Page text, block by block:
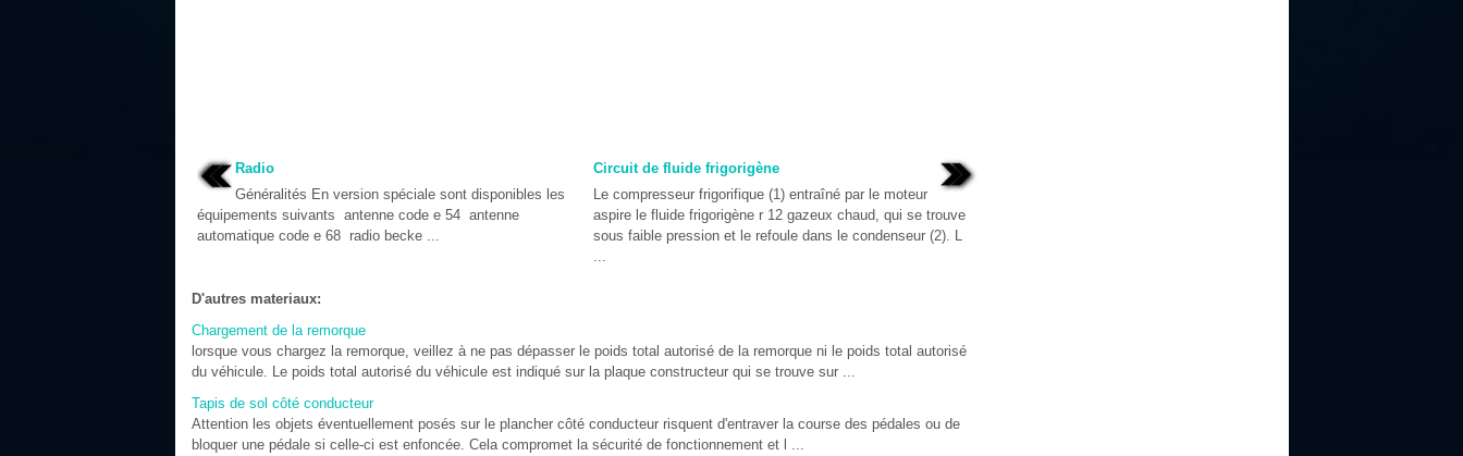
Radio
Généralités En version spéciale sont disponibles les
équipements suivants antenne code e 54 antenne
automatique code e 68 radio becke ...
Circuit de fluide frigorigène
Le compresseur frigorifique (1) entraîné par le moteur
aspire le fluide frigorigène r 12 gazeux chaud, qui se trouve
sous faible pression et le refoule dans le condenseur (2). L
...
D'autres materiaux:
Chargement de la remorque
lorsque vous chargez la remorque, veillez à ne pas dépasser le poids total autorisé de la remorque ni le poids total autorisé
du véhicule. Le poids total autorisé du véhicule est indiqué sur la plaque constructeur qui se trouve sur ...
Tapis de sol côté conducteur
Attention les objets éventuellement posés sur le plancher côté conducteur risquent d'entraver la course des pédales ou de
bloquer une pédale si celle-ci est enfoncée. Cela compromet la sécurité de fonctionnement et l ...